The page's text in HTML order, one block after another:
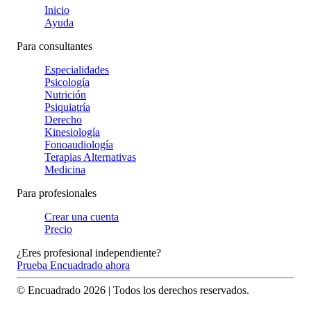
Inicio
Ayuda
Para consultantes
Especialidades
Psicología
Nutrición
Psiquiatría
Derecho
Kinesiología
Fonoaudiología
Terapias Alternativas
Medicina
Para profesionales
Crear una cuenta
Precio
¿Eres profesional independiente?
Prueba Encuadrado ahora
© Encuadrado 2026 | Todos los derechos reservados.